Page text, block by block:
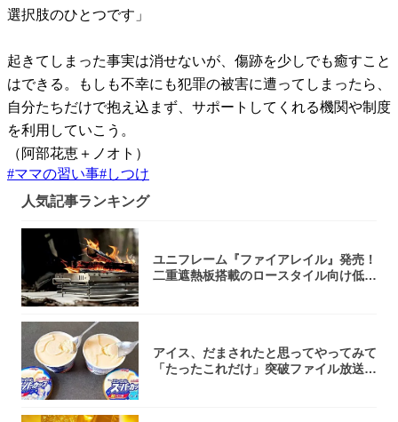
選択肢のひとつです」
起きてしまった事実は消せないが、傷跡を少しでも癒すこと
はできる。もしも不幸にも犯罪の被害に遭ってしまったら、
自分たちだけで抱え込まず、サポートしてくれる機関や制度
を利用していこう。
（阿部花恵＋ノオト）
#ママの習い事#しつけ
人気記事ランキング
ユニフレーム『ファイアレイル』発売！
二重遮熱板搭載のロースタイル向け低型
アイス、だまされたと思ってやってみて
「たったこれだけ」突破ファイル放送で